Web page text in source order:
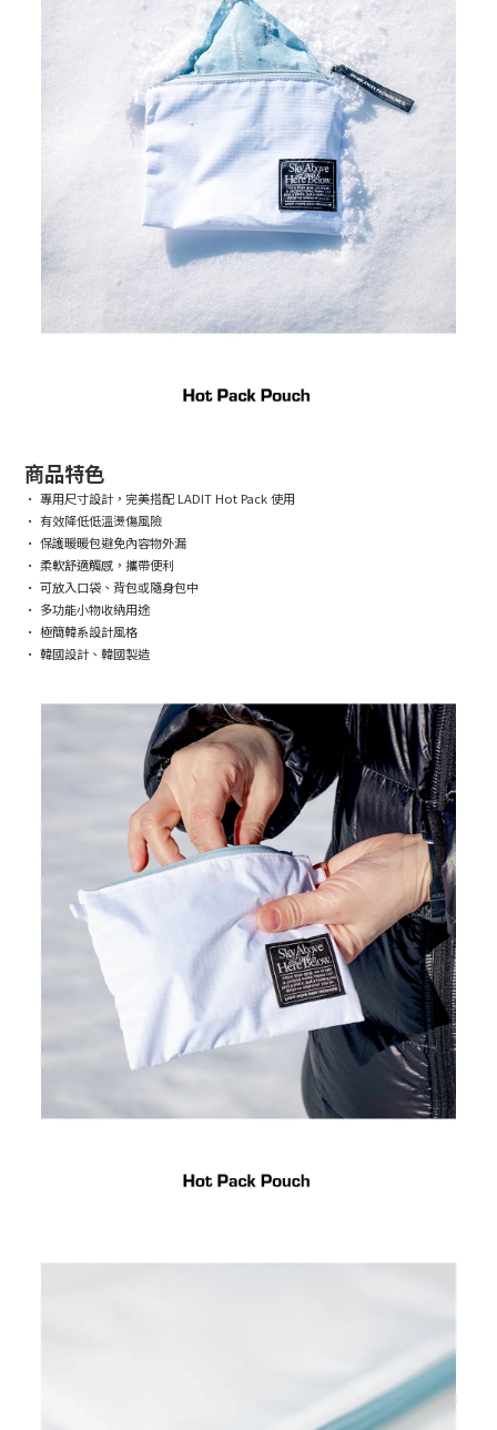
商品特色
• 專用尺寸設計，完美搭配 LADIT Hot Pack 使用
• 有效降低低溫燙傷風險
• 保護暖暖包避免內容物外漏
• 柔軟舒適觸感，攜帶便利
• 可放入口袋、背包或隨身包中
• 多功能小物收納用途
• 極簡韓系設計風格
• 韓國設計、韓國製造